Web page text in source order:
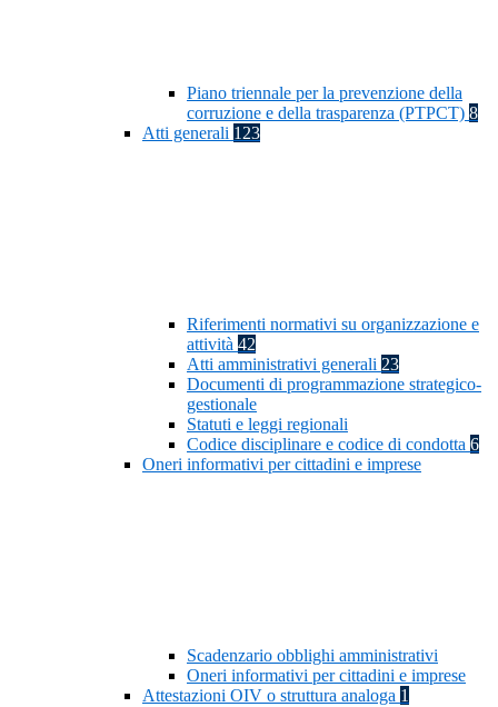
Piano triennale per la prevenzione della
corruzione e della trasparenza (PTPCT) 8
Atti generali 123
Riferimenti normativi su organizzazione e
attività 42
Atti amministrativi generali 23
Documenti di programmazione strategico-
gestionale
Statuti e leggi regionali
Codice disciplinare e codice di condotta 6
Oneri informativi per cittadini e imprese
Scadenzario obblighi amministrativi
Oneri informativi per cittadini e imprese
Attestazioni OIV o struttura analoga 1